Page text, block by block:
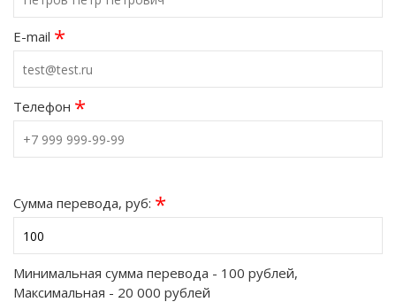
E-mail *
Телефон *
Сумма перевода, руб: *
Минимальная сумма перевода - 100 рублей,
Максимальная - 20 000 рублей